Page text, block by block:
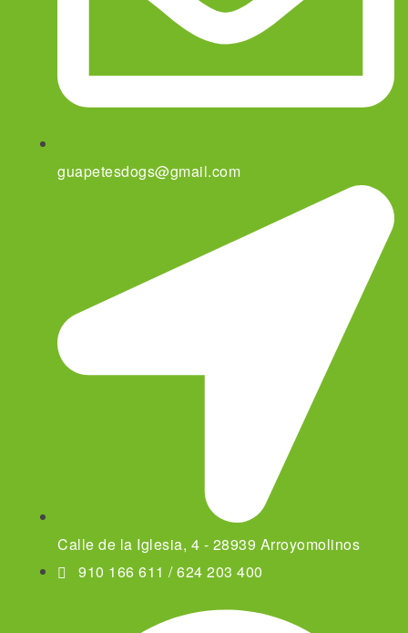
guapetesdogs@gmail.com
Calle de la Iglesia, 4 - 28939 Arroyomolinos
910 166 611 / 624 203 400